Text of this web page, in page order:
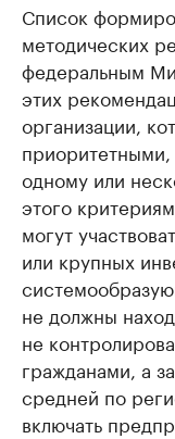
Список
методических
федеральным
этих
организации,
приоритетными,
одному или
этого
могут
или крупных
не должны
не
гражданами, а
средней по
включать